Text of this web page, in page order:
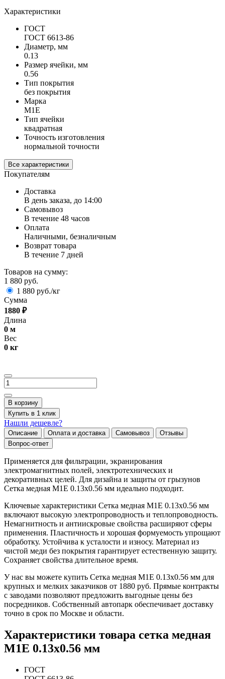
Характеристики
ГОСТ
ГОСТ 6613-86
Диаметр, мм
0.13
Размер ячейки, мм
0.56
Тип покрытия
без покрытия
Марка
М1Е
Тип ячейки
квадратная
Точность изготовления
нормальной точности
Все характеристики
Покупателям
Доставка
В день заказа, до 14:00
Самовывоз
В течение 48 часов
Оплата
Наличными, безналичным
Возврат товара
В течение 7 дней
Товаров на сумму:
1 880 руб.
1 880 руб./кг
Сумма
1880 ₽
Длина
0 м
Вес
0 кг
В корзину
Купить в 1 клик
Нашли дешевле?
Описание Оплата и доставка Самовывоз
Отзывы
Вопрос-ответ
Применяется для фильтрации, экранирования
электромагнитных полей, электротехнических и
декоративных целей. Для дизайна и защиты от грызунов
Сетка медная М1Е 0.13х0.56 мм идеально подходит.
Ключевые характеристики Сетка медная М1Е 0.13х0.56 мм
включают высокую электропроводность и теплопроводность.
Немагнитность и антиискровые свойства расширяют сферы
применения. Пластичность и хорошая формуемость упрощают
обработку. Устойчива к усталости и износу. Материал из
чистой меди без покрытия гарантирует естественную защиту.
Сохраняет свойства длительное время.
У нас вы можете купить Сетка медная М1Е 0.13х0.56 мм для
крупных и мелких заказчиков от 1880 руб. Прямые контракты
с заводами позволяют предложить выгодные цены без
посредников. Собственный автопарк обеспечивает доставку
точно в срок по Москве и области.
Характеристики товара сетка медная
М1Е 0.13х0.56 мм
ГОСТ